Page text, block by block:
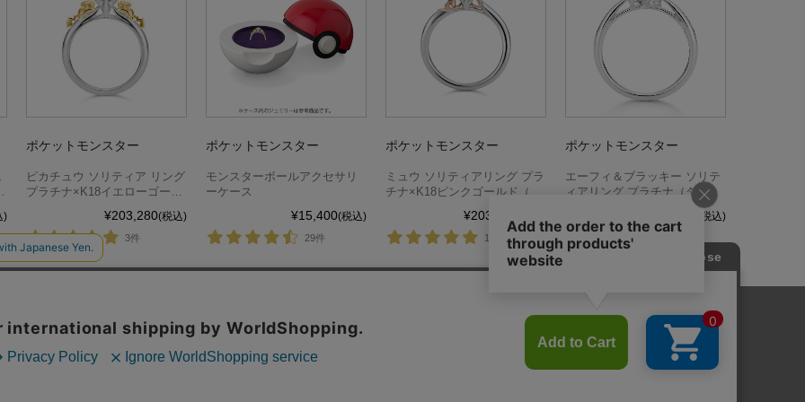
)
ポケットモンスター
ピカチュウ ソリティア リング
プラチナ×K18イエローゴール
¥203,280(税込)
3件
ポケットモンスター
モンスターボールアクセサリ
ーケース
¥15,400(税込)
29件
ポケットモンスター
ミュウ ソリティアリング プラ
チナ×K18ピンクゴールド（ダ
¥203,280
1件
ポケットモンスター
エーフィ＆ブラッキー ソリテ
ィアリング プラチナ（ダイヤ
(税込)